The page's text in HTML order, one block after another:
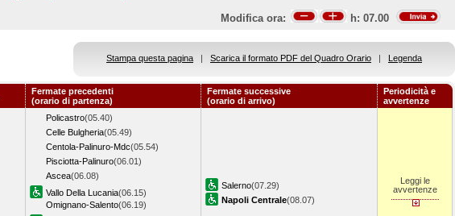
Modifica ora: h: 07.00
Stampa questa pagina | Scarica il formato PDF del Quadro Orario | Legenda
Fermate precedenti
(orario di partenza)
Fermate successive
(orario di arrivo)
Periodicità e
avvertenze
Policastro(05.40)
Celle Bulgheria(05.49)
Centola-Palinuro-Mdc(05.54)
Pisciotta-Palinuro(06.01)
Ascea(06.08)
Vallo Della Lucania(06.15)
Omignano-Salento(06.19)
Salerno(07.29)
Napoli Centrale(08.07)
Leggi le
avvertenze